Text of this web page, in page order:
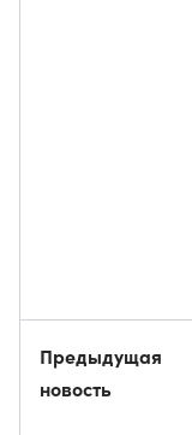
Предыдущая
новость